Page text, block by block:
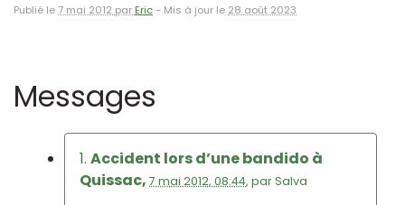
Publié le7 mai 2012 par Eric- Mis à jour le 28 août 2023
Messages
1. Accident lors d’une bandido à
Quissac, 7 mai 2012, 08:44, parSalva